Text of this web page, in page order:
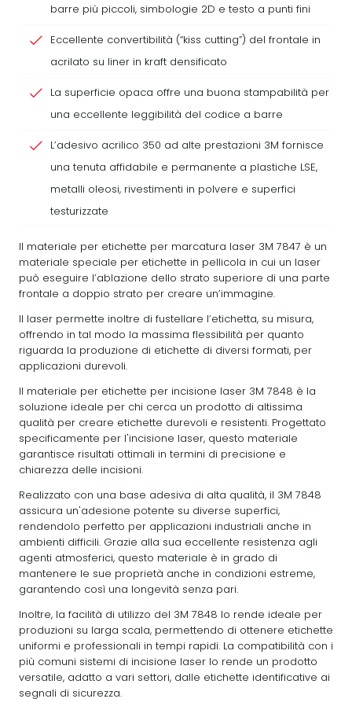
barre più piccoli, simbologie 2D e testo a punti fini
Eccellente convertibilità (“kiss cutting”) del frontale in
acrilato su liner in kraft densificato
La superficie opaca offre una buona stampabilità per
una eccellente leggibilità del codice a barre
L’adesivo acrilico 350 ad alte prestazioni 3M fornisce
una tenuta affidabile e permanente a plastiche LSE,
metalli oleosi, rivestimenti in polvere e superfici
testurizzate
Il materiale per etichette per marcatura laser 3M 7847 è un
materiale speciale per etichette in pellicola in cui un laser
può eseguire l’ablazione dello strato superiore di una parte
frontale a doppio strato per creare un’immagine.
Il laser permette inoltre di fustellare l’etichetta, su misura,
offrendo in tal modo la massima flessibilità per quanto
riguarda la produzione di etichette di diversi formati, per
applicazioni durevoli.
Il materiale per etichette per incisione laser 3M 7848 è la
soluzione ideale per chi cerca un prodotto di altissima
qualità per creare etichette durevoli e resistenti. Progettato
specificamente per l'incisione laser, questo materiale
garantisce risultati ottimali in termini di precisione e
chiarezza delle incisioni.
Realizzato con una base adesiva di alta qualità, il 3M 7848
assicura un'adesione potente su diverse superfici,
rendendolo perfetto per applicazioni industriali anche in
ambienti difficili. Grazie alla sua eccellente resistenza agli
agenti atmosferici, questo materiale è in grado di
mantenere le sue proprietà anche in condizioni estreme,
garantendo così una longevità senza pari.
Inoltre, la facilità di utilizzo del 3M 7848 lo rende ideale per
produzioni su larga scala, permettendo di ottenere etichette
uniformi e professionali in tempi rapidi. La compatibilità con i
più comuni sistemi di incisione laser lo rende un prodotto
versatile, adatto a vari settori, dalle etichette identificative ai
segnali di sicurezza.